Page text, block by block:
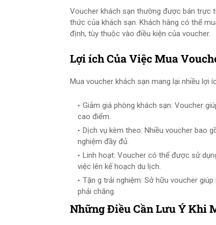
Voucher khách sạn thường được bán trực
thức của khách sạn. Khách hàng có thể
định, tùy thuộc vào điều kiện của voucher.
Lợi ích Của Việc Mua
Mua voucher khách sạn mang lại nhiều lợi
Giảm giá phòng khách sạn: Voucher
cao điểm.
Dịch vụ kèm theo: Nhiều voucher bao
nghiệm đầy đủ.
Linh hoạt: Voucher có thể được sử
việc lên kế hoạch du lịch.
Tặn g trải nghiệm: Sở hữu voucher
phải chăng.
Những Điều Cần Lưu Ý Khi